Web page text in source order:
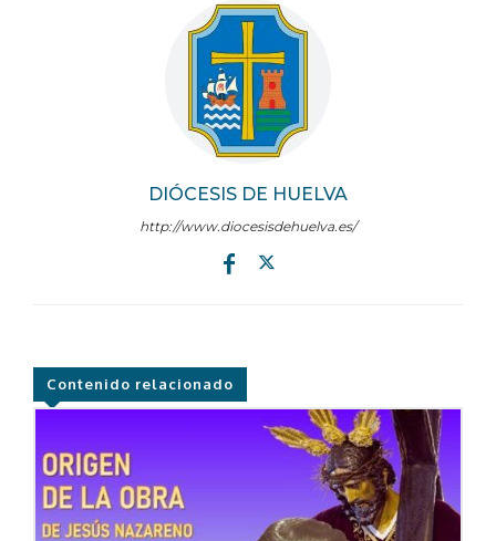
DIÓCESIS DE HUELVA
http://www.diocesisdehuelva.es/
Contenido relacionado